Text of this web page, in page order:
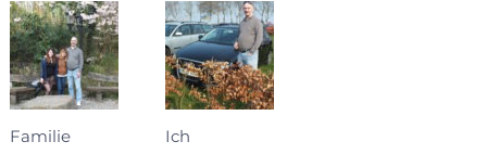
Familie Ich